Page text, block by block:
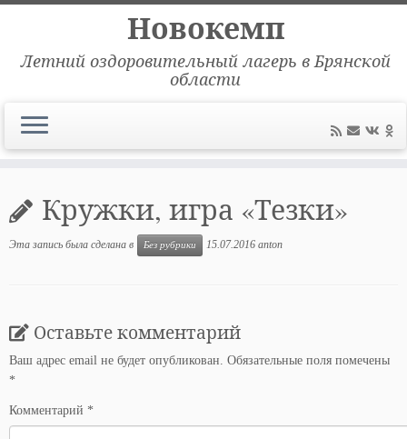
содержимому
Новокемп
Летний оздоровительный лагерь в Брянской
области
Кружки, игра «Тезки»
Эта запись была сделана в Без рубрики 15.07.2016 anton
Оставьте комментарий
Ваш адрес email не будет опубликован. Обязательные поля помечены
*
Комментарий *